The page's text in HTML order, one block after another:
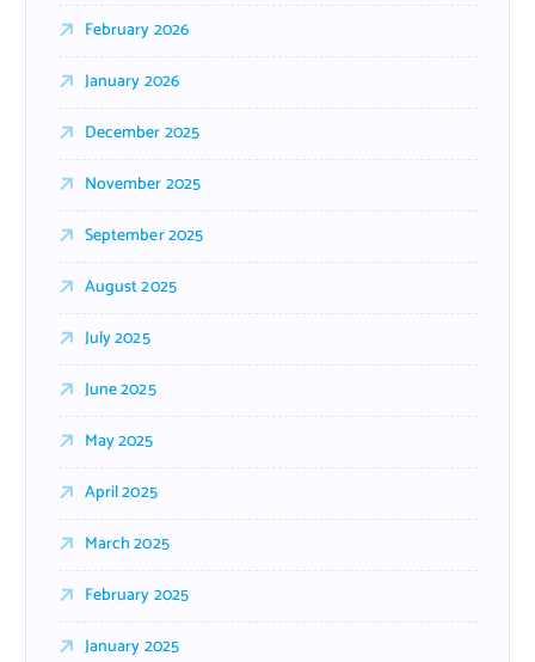
February 2026
January 2026
December 2025
November 2025
September 2025
August 2025
July 2025
June 2025
May 2025
April 2025
March 2025
February 2025
January 2025